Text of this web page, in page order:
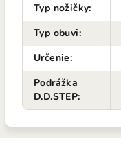
Typ nožičky:
Typ obuvi:
Určenie:
Podrážka
D.D.STEP: